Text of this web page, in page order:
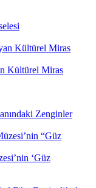
Kültürel Miras
Zenginler
‘Güz